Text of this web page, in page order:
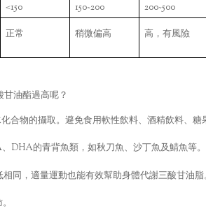
<150 150~200 200~500
正常 稍微偏高 高，有風險
甘油酯過高呢？
合物的攝取。避免食用軟性飲料、酒精飲料、糖
、 DHA的青背魚類，如秋刀魚、沙丁魚及鯖魚等。
相同，適量運動也能有效幫助身體代謝三酸甘油脂